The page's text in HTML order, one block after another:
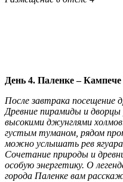
День 4. Паленке –
После завтрака посещение
Древние пирамиды и
высокими джунглями
густым туманом, рядом
можно услышать рев ягуара
Сочетание природы и
особую энергетику. О
города Паленке вам